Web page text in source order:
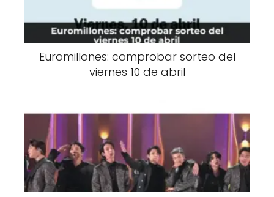
Euromillones: comprobar sorteo del
viernes 10 de abril